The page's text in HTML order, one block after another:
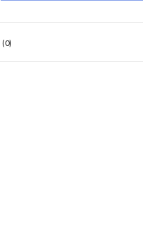
(0)